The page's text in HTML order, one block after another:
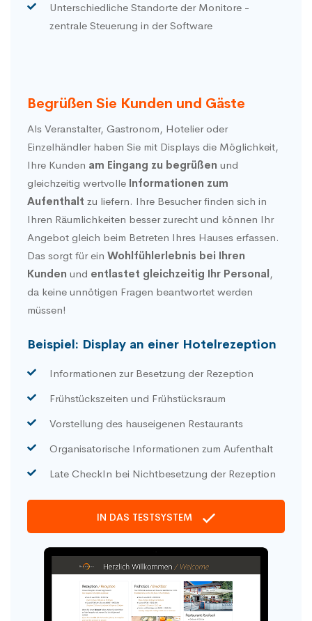
Unterschiedliche Standorte der Monitore -
zentrale Steuerung in der Software
Begrüßen Sie Kunden und Gäste
Als Veranstalter, Gastronom, Hotelier oder
Einzelhändler haben Sie mit Displays die Möglichkeit,
Ihre Kunden am Eingang zu begrüßen und
gleichzeitig wertvolle Informationen zum
Aufenthalt zu liefern. Ihre Besucher finden sich in
Ihren Räumlichkeiten besser zurecht und können Ihr
Angebot gleich beim Betreten Ihres Hauses erfassen.
Das sorgt für ein Wohlfühlerlebnis bei Ihren
Kunden und entlastet gleichzeitig Ihr Personal,
da keine unnötigen Fragen beantwortet werden
müssen!
Beispiel: Display an einer Hotelrezeption
Informationen zur Besetzung der Rezeption
Frühstückszeiten und Frühstücksraum
Vorstellung des hauseigenen Restaurants
Organisatorische Informationen zum Aufenthalt
Late CheckIn bei Nichtbesetzung der Rezeption
IN DAS TESTSYSTEM